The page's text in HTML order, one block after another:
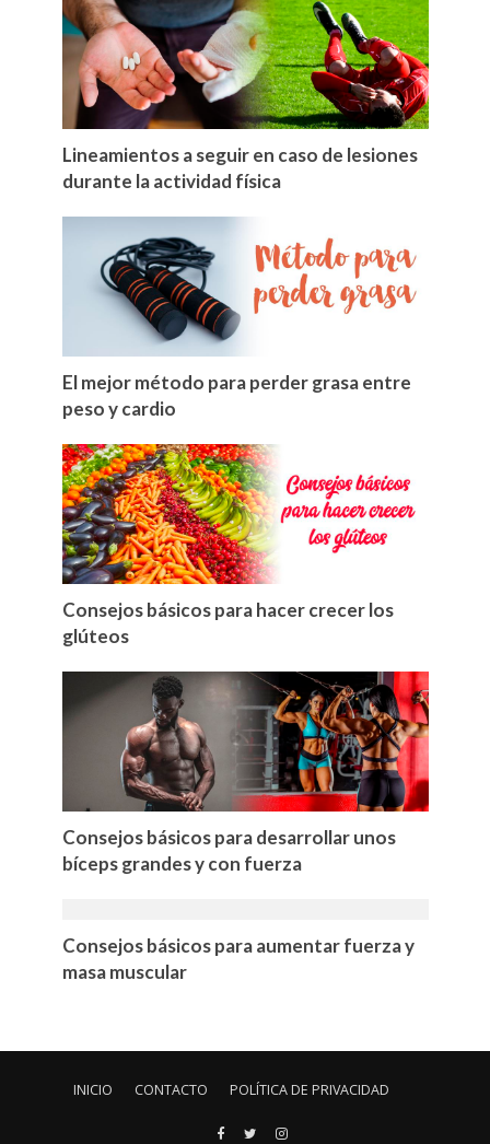
Lineamientos a seguir en caso de lesiones
durante la actividad física
El mejor método para perder grasa entre
peso y cardio
Consejos básicos para hacer crecer los
glúteos
Consejos básicos para desarrollar unos
bíceps grandes y con fuerza
Consejos básicos para aumentar fuerza y
masa muscular
INICIO CONTACTO POLÍTICA DE PRIVACIDAD